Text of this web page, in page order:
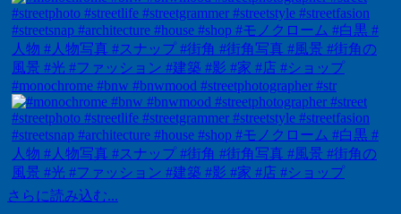
#monochrome #bnw #bnwmood #streetphotographer #str
さらに読み込む...